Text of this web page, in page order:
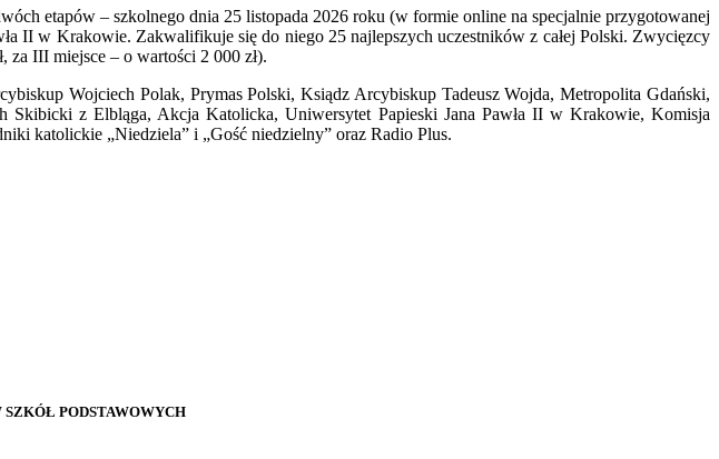
etapów – szkolnego dnia 25 listopada 2026 roku (w formie online na specjalnie przygotowanej
II w Krakowie. Zakwalifikuje się do niego 25 najlepszych uczestników z całej Polski. Zwycięzcy
za III miejsce – o wartości 2 000 zł).
Wojciech Polak, Prymas Polski, Ksiądz Arcybiskup Tadeusz Wojda, Metropolita Gdański,
z Elbląga, Akcja Katolicka, Uniwersytet Papieski Jana Pawła II w Krakowie, Komisja
katolickie „Niedziela” i „Gość niedzielny” oraz Radio Plus.
PODSTAWOWYCH